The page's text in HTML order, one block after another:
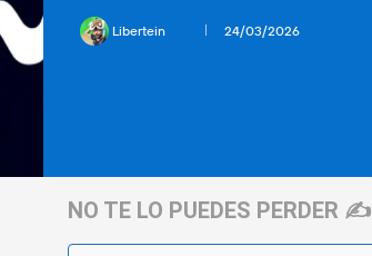
Libertein 24/03/2026
NO TE LO PUEDES PERDER ✍️